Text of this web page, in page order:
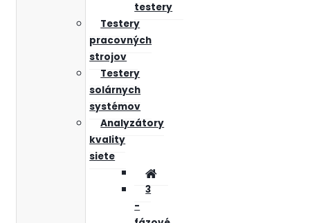
testery
Testery
pracovných
strojov
Testery
solárnych
systémov
Analyzátory
kvality
siete
3
-